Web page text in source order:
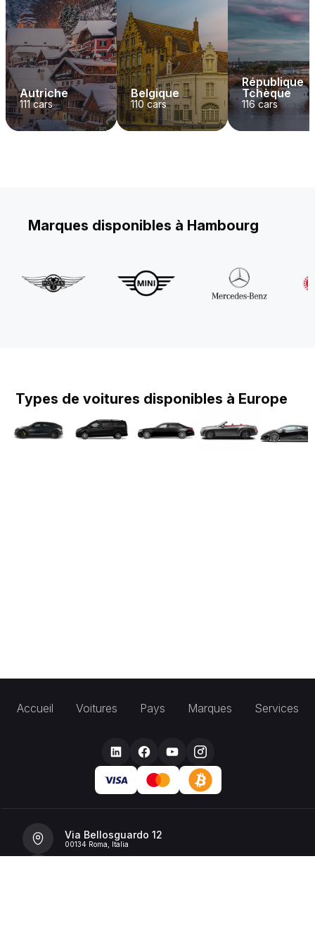
Autriche
111cars
Belgique
110 cars
République
Tchèque
116cars
Marques disponibles à Hambourg
Types de voitures disponibles à Europe
Accueil Voitures Pays Marques Services
Via Bellosguardo 12
00134 Roma, Italia